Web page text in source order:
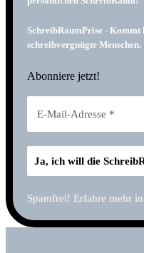
SchreibRaumPrise -
schreibvergnügte Menschen.
Abonniere jetzt!
Spamfrei! Erfahre mehr